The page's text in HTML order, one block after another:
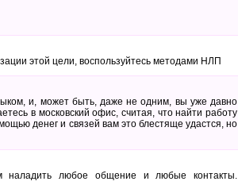
этой цели, воспользуйтесь методами НЛП
и, может быть, даже не одним, вы уже давно
в московский офис, считая, что найти работу
денег и связей вам это блестяще удастся, но
наладить любое общение и любые контакты.